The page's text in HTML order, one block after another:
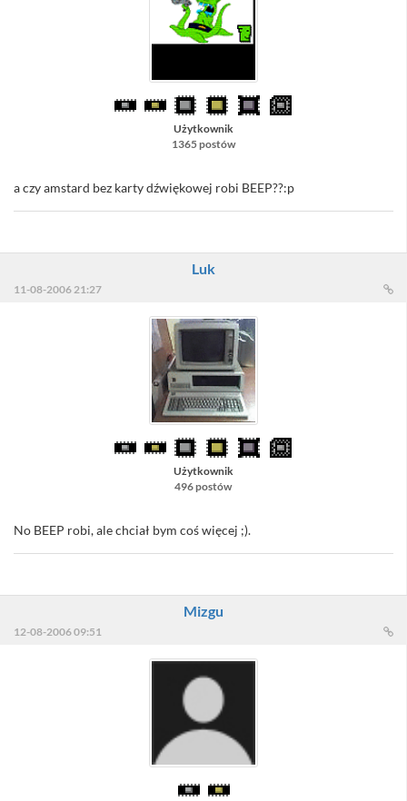
Użytkownik
1365 postów
a czy amstard bez karty dźwiękowej robi BEEP??:p
Luk
11-08-2006 21:27
Użytkownik
496 postów
No BEEP robi, ale chciał bym coś więcej ;).
Mizgu
12-08-2006 09:51